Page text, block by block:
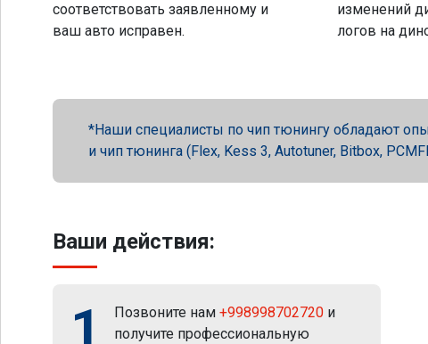
соответствовать заявленному и
ваш авто исправен.
изменений
логов на
Наши специалисты по чип тюнингу обладают
и чип тюнинга (Flex, Kess 3, Autotuner, Bitbox,
Ваши действия:
1 Позвоните нам +998998702720 и
получите профессиональную